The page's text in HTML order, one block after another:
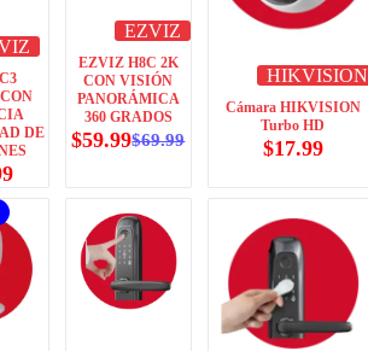
DE
EZVIZ
EZVIZ H8C 2K
CON VISIÓN
PANORÁMICA
360 GRADOS
$69.99
$59.99
HIKVISION
Cámara HIKVISION
Turbo HD
$17.99